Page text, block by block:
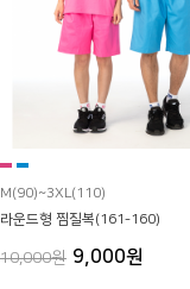
M(90)~3XL(110)
라운드형 찜질복(161-160)
10,000원 9,000원